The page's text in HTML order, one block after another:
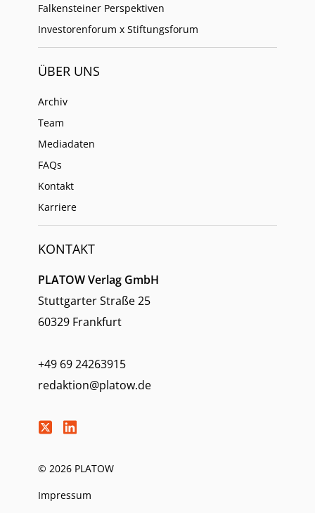
Falkensteiner Perspektiven
Investorenforum x Stiftungsforum
ÜBER UNS
Archiv
Team
Mediadaten
FAQs
Kontakt
Karriere
KONTAKT
PLATOW Verlag GmbH
Stuttgarter Straße 25
60329 Frankfurt
+49 69 24263915
redaktion@platow.de
© 2026 PLATOW
Impressum